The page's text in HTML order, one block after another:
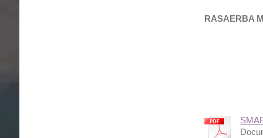
RASAERBA